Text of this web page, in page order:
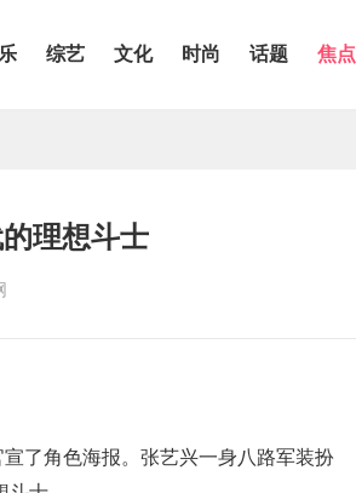
综艺 文化 时尚 话题 焦点
理想斗士
了角色海报。张艺兴一身八路军装扮